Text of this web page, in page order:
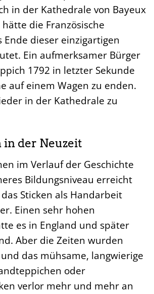
in der Kathedrale von Bayeux
die Französische
Ende dieser einzigartigen
Ein aufmerksamer Bürger
1792 in letzter Sekunde
auf einem Wagen zu enden.
in der Kathedrale zu
in der Neuzeit
im Verlauf der Geschichte
Bildungsniveau erreicht
Sticken als Handarbeit
Einen sehr hohen
es in England und später
Aber die Zeiten wurden
das mühsame, langwierige
oder
verlor mehr und mehr an